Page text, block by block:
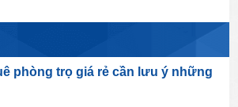
phòng trọ giá rẻ cần lưu ý những